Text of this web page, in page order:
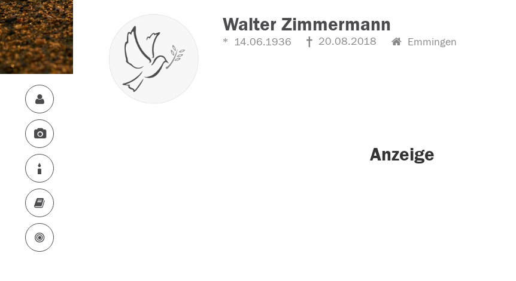
Walter Zimmermann
14.06.1936 20.08.2018 Emmingen
Anzeige